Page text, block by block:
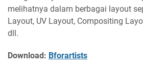
melihatnya dalam berbagai layout
Layout, UV Layout, Compositing
dll.
Download: Bforartists